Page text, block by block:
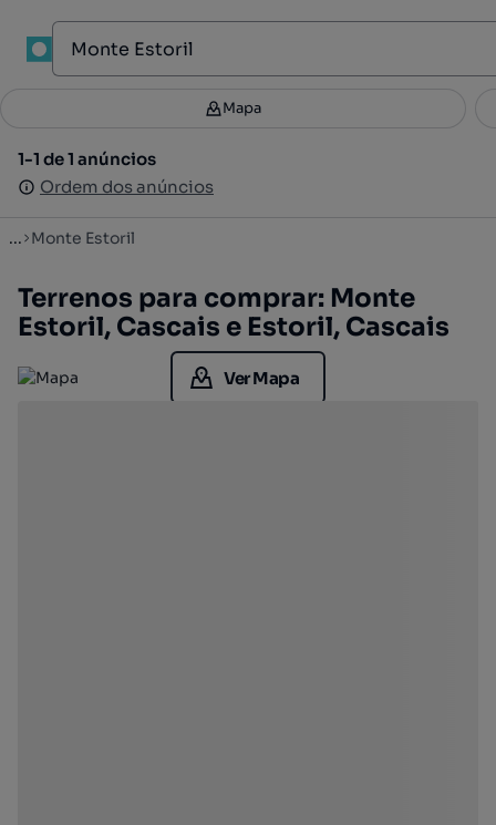
Filtros 2
1-1 de 1 anúncios
Ordem dos anúncios
Mapa
1-1 de 1 anúncios
Ordem dos anúncios
... Monte Estoril
Terrenos para comprar: Monte
Estoril, Cascais e Estoril, Cascais
Ver Mapa